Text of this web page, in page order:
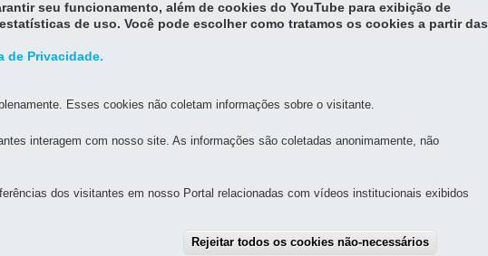
DE CURITIBA
seu funcionamento, além de cookies do YouTube para exibição de
de uso. Você pode escolher como tratamos os cookies a partir das
de Privacidade.
Esses cookies não coletam informações sobre o visitante.
interagem com nosso site. As informações são coletadas anonimamente, não
dos visitantes em nosso Portal relacionadas com vídeos institucionais exibidos
Rejeitar todos os cookies não-necessários